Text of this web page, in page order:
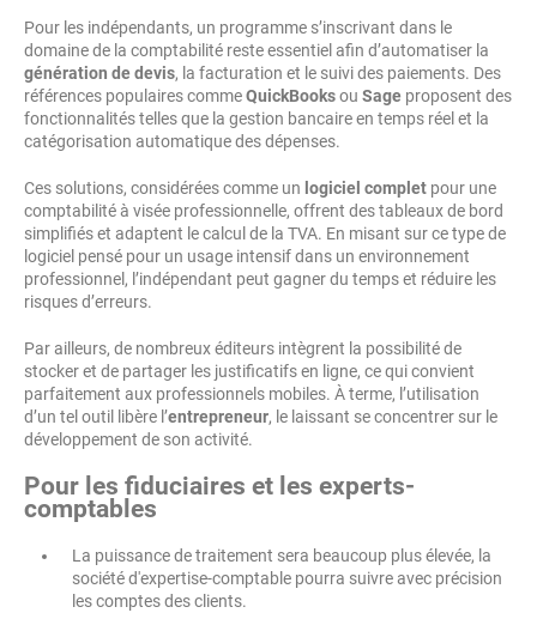
Pour les indépendants, un programme s’inscrivant dans le
domaine de la comptabilité reste essentiel afin d’automatiser la
génération de devis, la facturation et le suivi des paiements. Des
références populaires commeQuickBooksou Sage proposent des
fonctionnalités telles que la gestion bancaire en temps réel et la
catégorisation automatique des dépenses.
Ces solutions, considérées comme un logiciel complet pour une
comptabilité à visée professionnelle, offrent des tableaux de bord
simplifiés et adaptent le calcul de la TVA. En misant sur ce type de
logiciel pensé pour un usage intensif dans un environnement
professionnel, l’indépendant peut gagner du temps et réduire les
risques d’erreurs.
Par ailleurs, de nombreux éditeurs intègrent la possibilité de
stocker et de partager les justificatifs en ligne, ce qui convient
parfaitement aux professionnels mobiles. À terme, l’utilisation
d’un tel outil libère l’entrepreneur, le laissant se concentrer sur le
développement de son activité.
Pour les fiduciaires et les experts-
comptables
La puissance de traitement sera beaucoup plus élevée, la
société d'expertise-comptable pourra suivre avec précision
les comptes des clients.